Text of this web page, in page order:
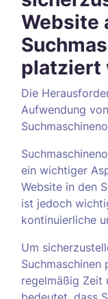
Website
platziert
Die
Aufwendung
ein wichtiger
Website in den
ist jedoch
kontinuierliche
Um
regelmäßig Zeit